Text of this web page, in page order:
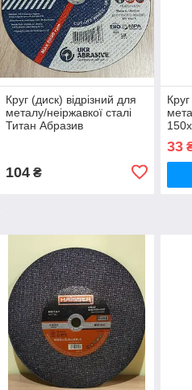
Круг (диск) відрізний для
металу/неіржавкої сталі
Титан Абразив
104₴
33